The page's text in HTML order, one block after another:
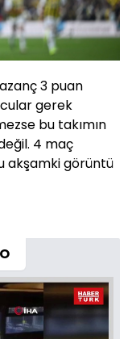
3 puan
gerek
bu takımın
4 maç
akşamki görüntü